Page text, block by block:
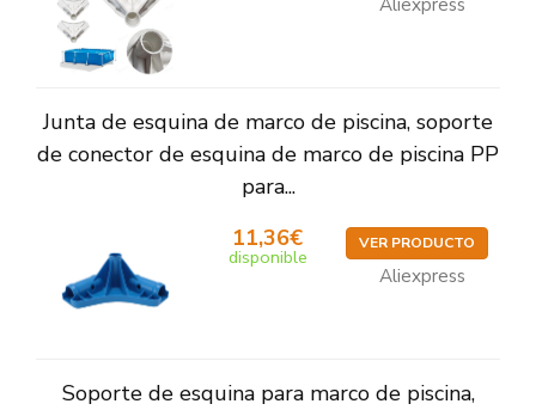
Aliexpress
Junta de esquina de marco de piscina, soporte
de conector de esquina de marco de piscina PP
para...
11,36€
disponible
VER PRODUCTO
Aliexpress
Soporte de esquina para marco de piscina,